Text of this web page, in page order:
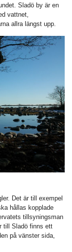
Sladö by är en
vattnet,
allra längst upp.
Det är till exempel
hållas kopplade
tillsyningsman
till Sladö finns ett
på vänster sida,